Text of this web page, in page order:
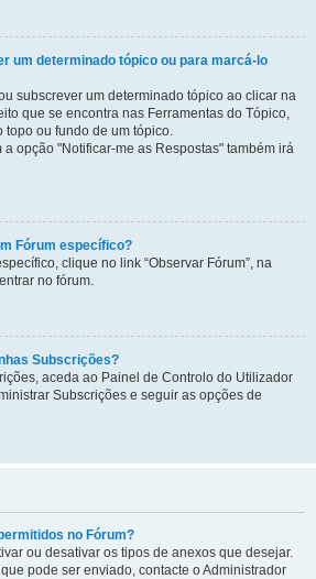
um determinado tópico ou para marcá-lo
subscrever um determinado tópico ao clicar na
que se encontra nas Ferramentas do Tópico,
ou fundo de um tópico.
a opção "Notificar-me as Respostas" também irá
Fórum específico?
clique no link “Observar Fórum”, na
no fórum.
Subscrições?
aceda ao Painel de Controlo do Utilizador
Subscrições e seguir as opções de
no Fórum?
ou desativar os tipos de anexos que desejar.
pode ser enviado, contacte o Administrador